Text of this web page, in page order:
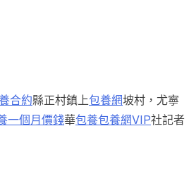
合約縣正村鎮上包養網坡村，尤寧
一個月價錢華包養包養網VIP社記者